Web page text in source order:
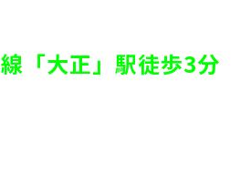
線「大正」駅徒歩3分